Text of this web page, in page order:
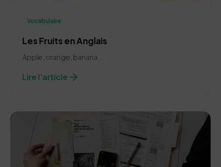
Vocabulaire
Les Fruits en Anglais
Apple, orange, banana...
Lire l'articlearrow_forward